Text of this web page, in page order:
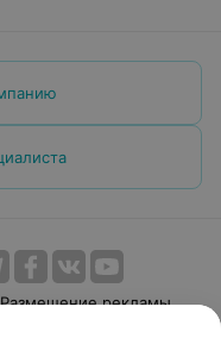
Размещение рекламы